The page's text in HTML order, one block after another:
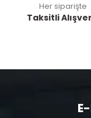
Her siparişte
Taksitli